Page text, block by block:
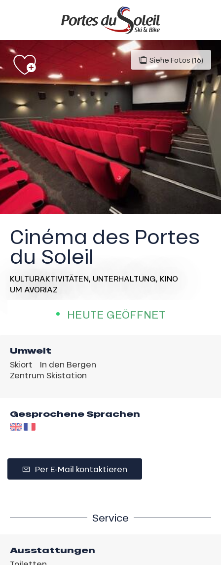
principal
Siehe Fotos (16)
Cinéma des Portes
du Soleil
KULTURAKTIVITÄTEN, UNTERHALTUNG, KINO
UM AVORIAZ
HEUTE GEÖFFNET
Umwelt
Skiort
In den Bergen
Zentrum Skistation
Gesprochene Sprachen
Per E-Mail kontaktieren
Service
Ausstattungen